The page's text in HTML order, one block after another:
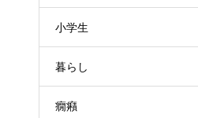
小学生
暮らし
癇癪